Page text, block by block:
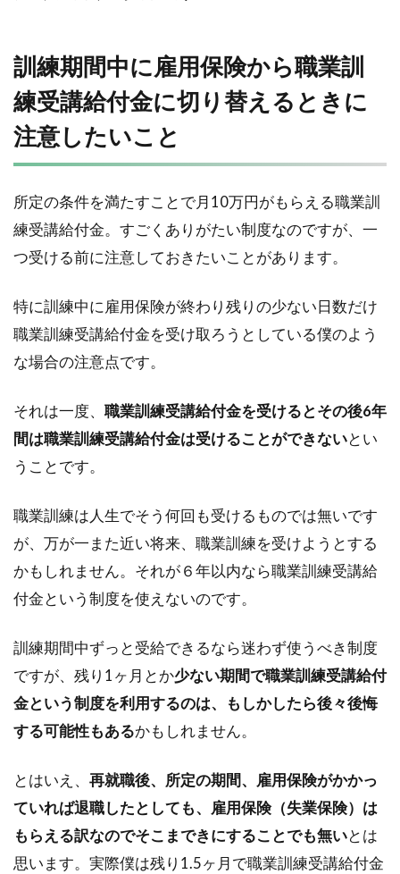
訓練期間中に雇用保険から職業訓
練受講給付金に切り替えるときに
注意したいこと
所定の条件を満たすことで月10万円がもらえる職業訓
練受講給付金。すごくありがたい制度なのですが、一
つ受ける前に注意しておきたいことがあります。
特に訓練中に雇用保険が終わり残りの少ない日数だけ
職業訓練受講給付金を受け取ろうとしている僕のよう
な場合の注意点です。
それは一度、 職業訓練受講給付金を受けるとその後6年
間は職業訓練受講給付金は受けることができないとい
うことです。
職業訓練は人生でそう何回も受けるものでは無いです
が、万が一また近い将来、職業訓練を受けようとする
かもしれません。それが６年以内なら職業訓練受講給
付金という制度を使えないのです。
訓練期間中ずっと受給できるなら迷わず使うべき制度
ですが、残り1ヶ月とか少ない期間で職業訓練受講給付
金という制度を利用するのは、もしかしたら後々後悔
する可能性もあるかもしれません。
とはいえ、 再就職後、所定の期間、雇用保険がかかっ
ていれば退職したとしても、雇用保険（失業保険）は
もらえる訳なのでそこまできにすることでも無いとは
思います。実際僕は残り1.5ヶ月で職業訓練受講給付金